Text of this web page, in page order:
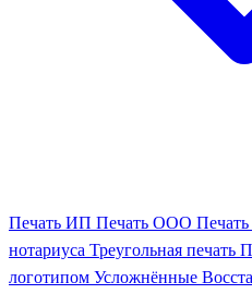
Печать ИП Печать ООО Печать
нотариуса Треугольная печать
логотипом Усложнённые